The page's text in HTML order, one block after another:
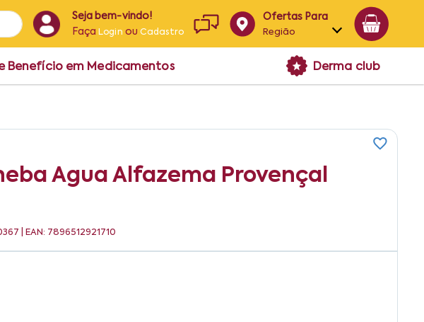
Seja bem-vindo!
Faça Login ouCadastro
Ofertas Para
Região
Alagoas
Benefício em Medicamentos Derma club
Agua Alfazema Provençal
| EAN: 7896512921710